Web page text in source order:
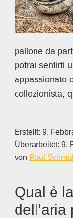
pallone da
potrai sentirti
appassionato
collezionista,
Erstellt: 9.
Überarbeitet: 9.
von Paul
Qual è